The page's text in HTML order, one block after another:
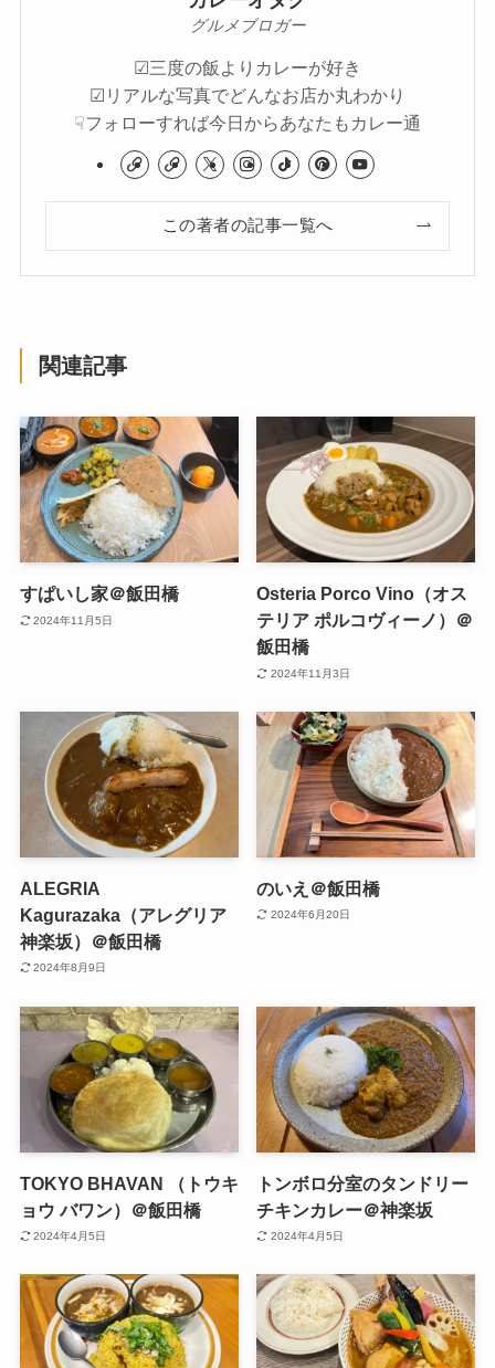
グルメブロガー
☑︎三度の飯よりカレーが好き
☑︎リアルな写真でどんなお店か丸わかり
☟フォローすれば今日からあなたもカレー通
この著者の記事一覧へ
関連記事
すぱいし家＠飯田橋
2024年11月5日
Osteria Porco Vino（オス
テリア ポルコヴィーノ）＠
飯田橋
2024年11月3日
ALEGRIA
Kagurazaka（アレグリア
神楽坂）＠飯田橋
2024年8月9日
のいえ＠飯田橋
2024年6月20日
TOKYO BHAVAN （トウキ
ョウ バワン）＠飯田橋
2024年4月5日
トンボロ分室のタンドリー
チキンカレー＠神楽坂
2024年4月5日